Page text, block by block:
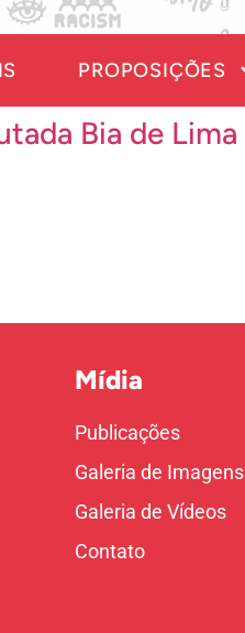
PROPOSIÇÕES
Bia de Lima
Mídia
Publicações
Galeria de Imagens
Galeria de Vídeos
Contato